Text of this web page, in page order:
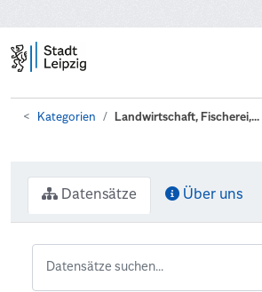
Kategorien Landwirtschaft, Fischerei,...
Datensätze Über uns